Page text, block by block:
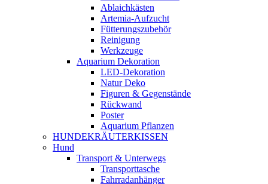
Ablaichkästen
Artemia-Aufzucht
Fütterungszubehör
Reinigung
Werkzeuge
Aquarium Dekoration
LED-Dekoration
Natur Deko
Figuren & Gegenstände
Rückwand
Poster
Aquarium Pflanzen
HUNDEKRÄUTERKISSEN
Hund
Transport & Unterwegs
Transporttasche
Fahrradanhänger